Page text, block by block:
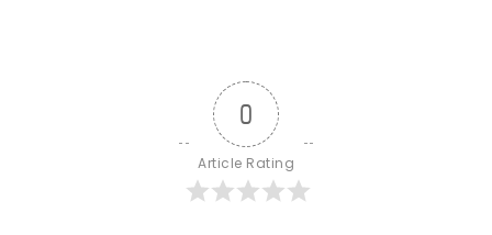
0
Article Rating